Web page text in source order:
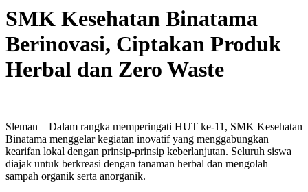
SMK Kesehatan Binatama
Berinovasi, Ciptakan Produk
Herbal dan Zero Waste
Sleman – Dalam rangka memperingati HUT ke-11, SMK Kesehatan
Binatama menggelar kegiatan inovatif yang menggabungkan
kearifan lokal dengan prinsip-prinsip keberlanjutan. Seluruh siswa
diajak untuk berkreasi dengan tanaman herbal dan mengolah
sampah organik serta anorganik.